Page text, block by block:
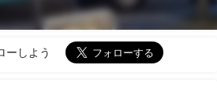
ーしよう